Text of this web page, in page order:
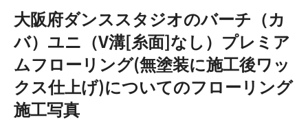
大阪府ダンススタジオのバーチ（カ
バ）ユニ（V溝[糸面]なし）プレミア
ムフローリング(無塗装に施工後ワッ
クス仕上げ)についてのフローリング
施工写真